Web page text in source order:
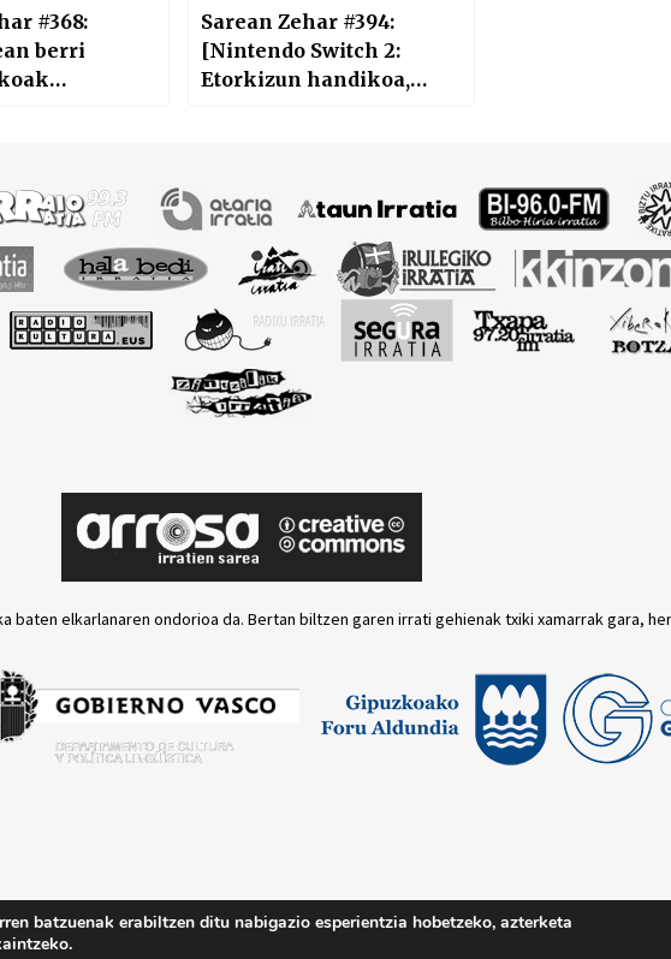
#368:
berri
Sarean Zehar #394:
[Nintendo Switch 2:
Etorkizun handikoa,
baten elkarlanaren ondorioa da. Bertan biltzen garen irrati gehienak txiki xamarrak gara,
Lege oharra Pribatutasun politika
batzuenak erabiltzen ditu nabigazio esperientzia hobetzeko, azterketa